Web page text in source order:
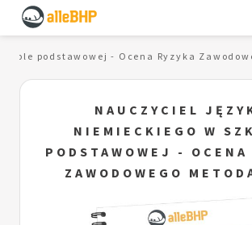
podstawowej - Ocena Ryzyka
NAUCZYCIEL
NIEMIECKIEGO W
PODSTAWOWEJ - OCENA
ZAWODOWEGO